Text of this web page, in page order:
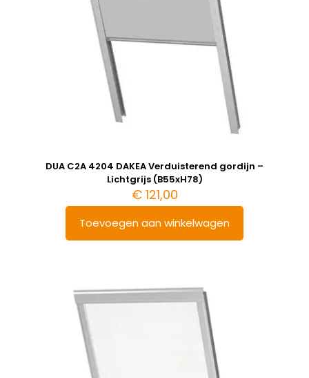
DUA C2A 4204 DAKEA Verduisterend gordijn –
Lichtgrijs (B55xH78)
€121,00
Toevoegen aan winkelwagen